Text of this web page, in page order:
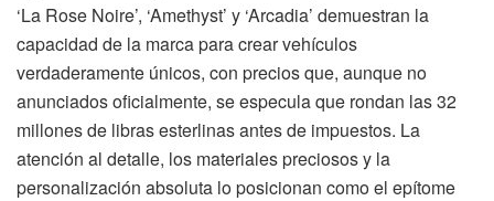
‘La Rose Noire’, ‘Amethyst’ y ‘Arcadia’ demuestran la
capacidad de la marca para crear vehículos
verdaderamente únicos, con precios que, aunque no
anunciados oficialmente, se especula que rondan las 32
millones de libras esterlinas antes de impuestos. La
atención al detalle, los materiales preciosos y la
personalización absoluta lo posicionan como el epítome